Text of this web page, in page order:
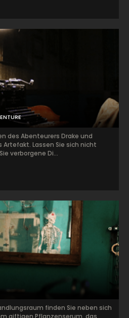
des Abenteurers Drake und
Lassen Sie sich nicht
verborgene Di...
finden Sie neben sich
giftigen Pflanzenserum, das